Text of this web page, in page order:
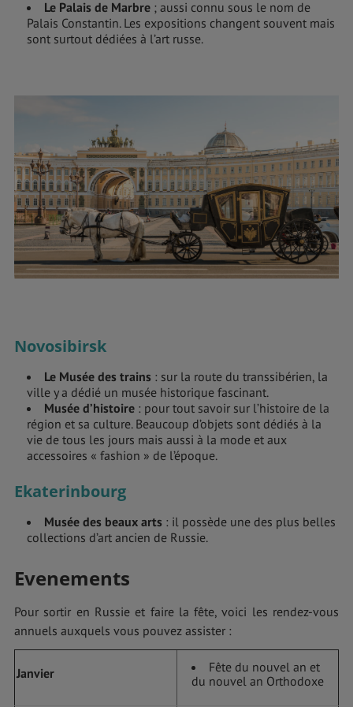
Le Palais de Marbre ; aussi connu sous le nom de
Palais Constantin. Les expositions changent souvent mais
sont surtout dédiées à l’art russe.
Novosibirsk
Le Musée des trains : sur la route du transsibérien, la
ville y a dédié un musée historique fascinant.
Musée d’histoire : pour tout savoir sur l’histoire de la
région et sa culture. Beaucoup d’objets sont dédiés à la
vie de tous les jours mais aussi à la mode et aux
accessoires « fashion » de l’époque.
Ekaterinbourg
Musée des beaux arts : il possède une des plus belles
collections d’art ancien de Russie.
Evenements
Pour sortir en Russie et faire la fête, voici les rendez-vous
annuels auxquels vous pouvez assister :
Janvier
Fête du nouvel an et
du nouvel an Orthodoxe